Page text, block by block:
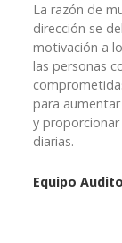
La razón de
dirección se
motivación a
las personas
para
y
diarias.
Equipo